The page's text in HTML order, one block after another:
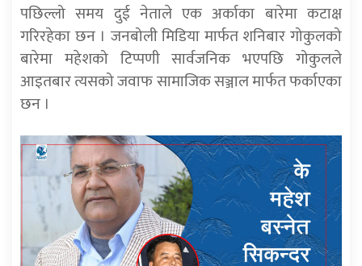
पछिल्लो समय दुई नेताले एक अर्काका बारेमा कटाक्ष
गरिरहेका छन । जनबोली मिडिया मार्फत शनिबार गोकुलको
बारेमा महेशको टिप्पणी सार्वजनिक भएपछि गोकुलले
आइतबार त्यसको जवाफ सामाजिक सञ्जाल मार्फत फर्काएका
छन ।